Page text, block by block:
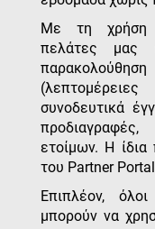
Με τη χρήση
πελάτες μας
συνοδευτικά
ετοίμων. Η
του Partner
Επιπλέον,
μπορούν να